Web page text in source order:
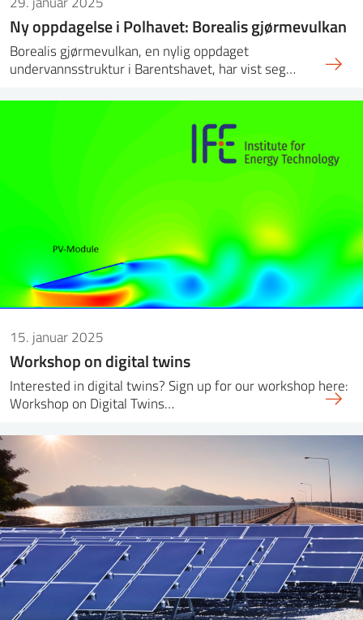
Ny oppdagelse i Polhavet: Borealis gjørmevulkan
Borealis gjørmevulkan, en nylig oppdaget
undervannsstruktur i Barentshavet, har vist seg…
15. januar 2025
Workshop on digital twins
Interested in digital twins? Sign up for our workshop here:
Workshop on Digital Twins…